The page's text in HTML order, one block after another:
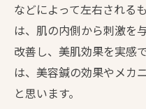
などによって左右される
は、肌の内側から刺激を
改善し、美肌効果を実感
は、美容鍼の効果やメカ
と思います。